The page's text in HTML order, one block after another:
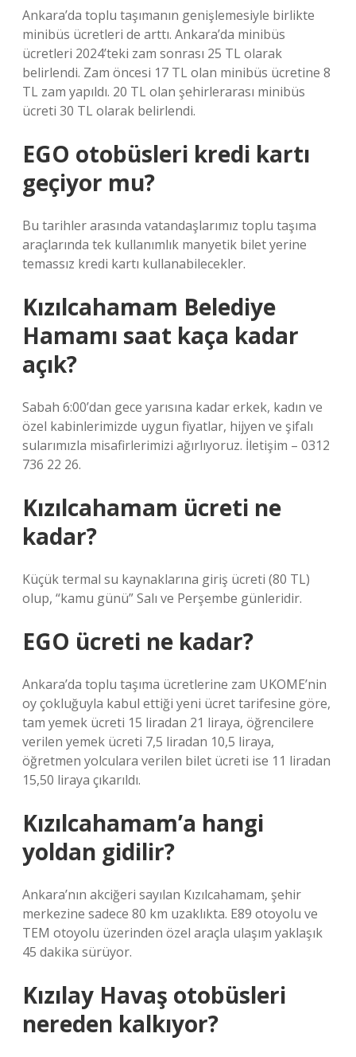
Ankara’da toplu taşımanın genişlemesiyle birlikte
minibüs ücretleri de arttı. Ankara’da minibüs
ücretleri 2024’teki zam sonrası 25 TL olarak
belirlendi. Zam öncesi 17 TL olan minibüs ücretine 8
TL zam yapıldı. 20 TL olan şehirlerarası minibüs
ücreti 30 TL olarak belirlendi.
EGO otobüsleri kredi kartı
geçiyor mu?
Bu tarihler arasında vatandaşlarımız toplu taşıma
araçlarında tek kullanımlık manyetik bilet yerine
temassız kredi kartı kullanabilecekler.
Kızılcahamam Belediye
Hamamı saat kaça kadar
açık?
Sabah 6:00’dan gece yarısına kadar erkek, kadın ve
özel kabinlerimizde uygun fiyatlar, hijyen ve şifalı
sularımızla misafirlerimizi ağırlıyoruz. İletişim – 0312
736 22 26.
Kızılcahamam ücreti ne
kadar?
Küçük termal su kaynaklarına giriş ücreti (80 TL)
olup, “kamu günü” Salı ve Perşembe günleridir.
EGO ücreti ne kadar?
Ankara’da toplu taşıma ücretlerine zam UKOME’nin
oy çokluğuyla kabul ettiği yeni ücret tarifesine göre,
tam yemek ücreti 15 liradan 21 liraya, öğrencilere
verilen yemek ücreti 7,5 liradan 10,5 liraya,
öğretmen yolculara verilen bilet ücreti ise 11 liradan
15,50 liraya çıkarıldı.
Kızılcahamam’a hangi
yoldan gidilir?
Ankara’nın akciğeri sayılan Kızılcahamam, şehir
merkezine sadece 80 km uzaklıkta. E89 otoyolu ve
TEM otoyolu üzerinden özel araçla ulaşım yaklaşık
45 dakika sürüyor.
Kızılay Havaş otobüsleri
nereden kalkıyor?